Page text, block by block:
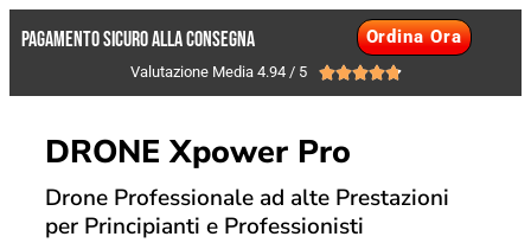
PAGAMENTO SICURO ALLA CONSEGNA Ordina Ora
Valutazione Media 4.94 / 5 
DRONE Xpower Pro
Drone Professionale ad alte Prestazioni
per Principianti e Professionisti